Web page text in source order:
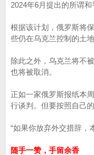
2024年6月提出的所谓和
根据该计划，俄罗斯将
些仍在乌克兰控制的土地
除此之外，乌克兰将不
也将被取消。
正如一家俄罗斯报纸本
行谈判。但要按照自己
“如果你放弃外交措辞，
随手一赞，手留余香